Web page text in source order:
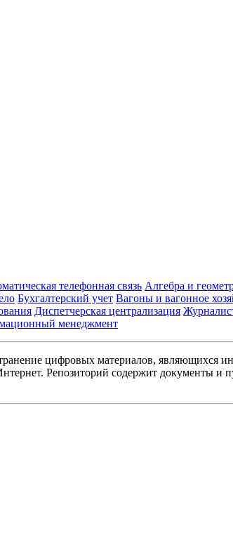
телефонная связь Алгебра и
Бухгалтерский учет Вагоны и вагонное
Диспетчерская централизация
менеджмент
цифровых материалов, являющихся
Репозиторий содержит документы и